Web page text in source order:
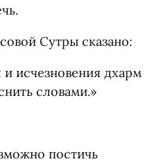
Сутры сказано:
исчезновения дхарм
словами.»
постичь